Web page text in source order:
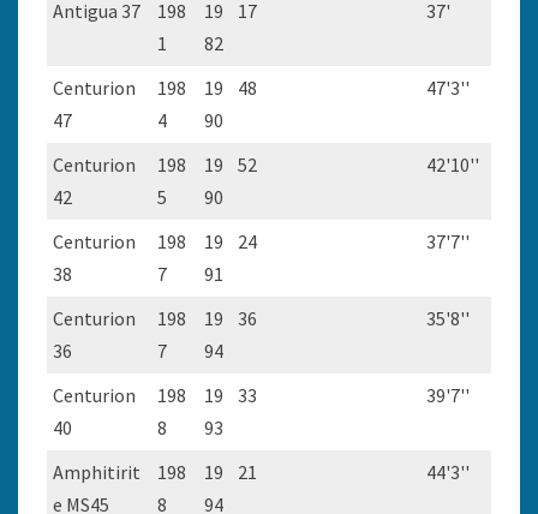
Antigua 37
198
1
19
82
17 37'
Centurion
47
198
4
19
90
48 47'3''
Centurion
42
198
5
19
90
52 42'10''
Centurion
38
198
7
19
91
24 37'7''
Centurion
36
198
7
19
94
36 35'8''
Centurion
40
198
8
19
93
33 39'7''
Amphitirit
e MS45
198
8
19
94
21 44'3''